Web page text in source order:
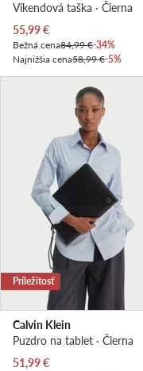
Víkendová taška · Čierna
Aktuálna cena
55,99€
Bežná cena84,99 €-34%
Najnižšia cena58,99 €-5%
Príležitosť
Calvin Klein
Puzdro na tablet · Čierna
Aktuálna cena
51,99€